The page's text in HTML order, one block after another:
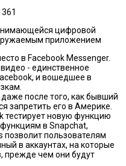
цифровой
приложением
в Facebook Messenger.
- единственное
и вошедшее в
после того, как бывший
запретить его в Америке.
тестирует новую функцию
в Snapchat,
позволит пользователям
в аккаунтах, на которые
прежде чем они будут